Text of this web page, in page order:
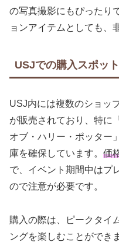
の写真撮影にもぴったり
ョンアイテムとしても、
USJでの購入スポッ
USJ内には複数のショッ
が販売されており、特に
オブ・ハリー・ポッター
庫を確保しています。 価
で、イベント期間中はプ
ので注意が必要です。
購入の際は、ピークタイ
ングを楽しむことができ